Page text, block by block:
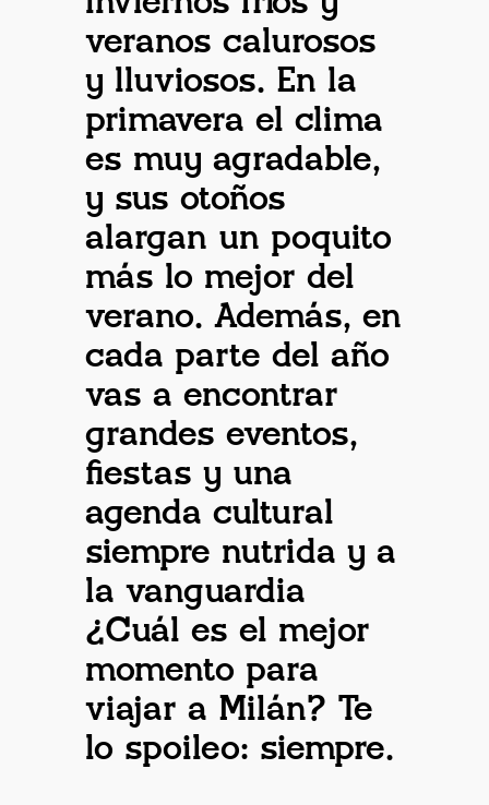
veranos calurosos
y lluviosos. En la
primavera el clima
es muy agradable,
y sus otoños
alargan un poquito
más lo mejor del
verano. Además, en
cada parte del año
vas a encontrar
grandes eventos,
fiestas y una
agenda cultural
siempre nutrida y a
la vanguardia
¿Cuál es el mejor
momento para
viajar a Milán? Te
lo spoileo: siempre.